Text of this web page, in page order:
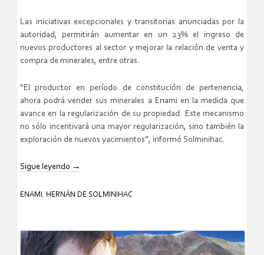
Las iniciativas excepcionales y transitorias anunciadas por la
autoridad, permitirán aumentar en un 23% el ingreso de
nuevos productores al sector y mejorar la relación de venta y
compra de minerales, entre otras.
“El productor en período de constitución de pertenencia,
ahora podrá vender sus minerales a Enami en la medida que
avance en la regularización de su propiedad. Este mecanismo
no sólo incentivará una mayor regularización, sino también la
exploración de nuevos yacimientos”, informó Solminihac.
Sigue leyendo →
ENAMI HERNÁN DE SOLMINIHAC